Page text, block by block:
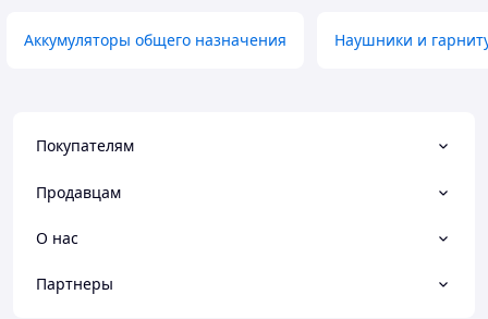
Аккумуляторы общего назначения Наушники и
Покупателям
Продавцам
О нас
Партнеры